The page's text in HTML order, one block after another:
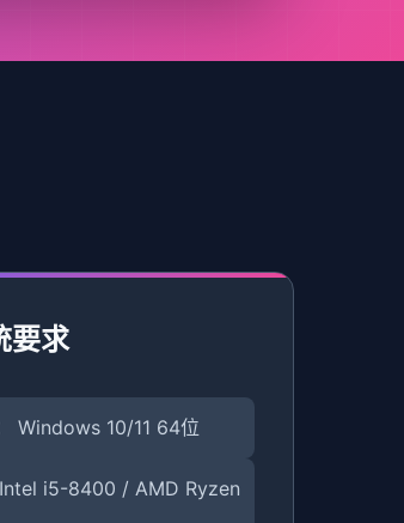
要求
Windows 10/11 64位
Intel i5-8400 / AMD Ryzen